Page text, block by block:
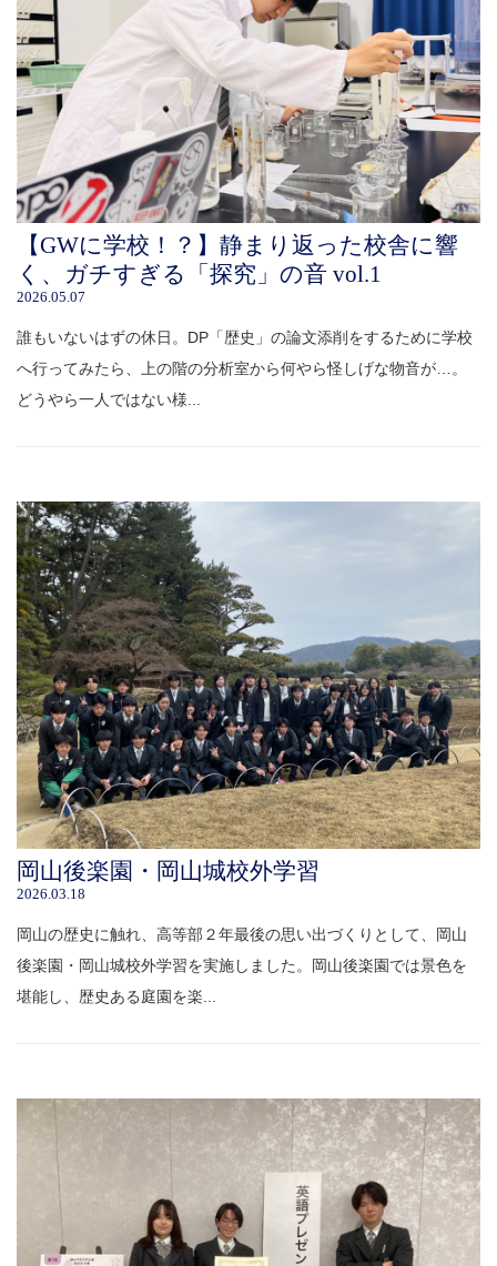
【GWに学校！？】静まり返った校舎に響
く、ガチすぎる「探究」の音 vol.1
2026.05.07
誰もいないはずの休日。DP「歴史」の論文添削をするために学校
へ行ってみたら、上の階の分析室から何やら怪しげな物音が…。
どうやら一人ではない様...
岡山後楽園・岡山城校外学習
2026.03.18
岡山の歴史に触れ、高等部２年最後の思い出づくりとして、岡山
後楽園・岡山城校外学習を実施しました。岡山後楽園では景色を
堪能し、歴史ある庭園を楽...